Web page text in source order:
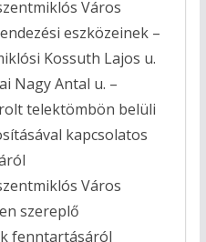
Város
eszközeinek –
Kossuth Lajos u.
Nagy Antal u. –
telektömbön belüli
kapcsolatos
Város
szereplő
fenntartásáról